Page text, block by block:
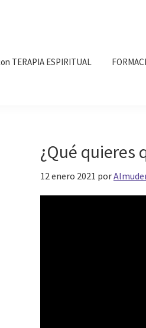
TERAPIA ESPIRITUAL
¿Qué quieres
12 enero 2021 por